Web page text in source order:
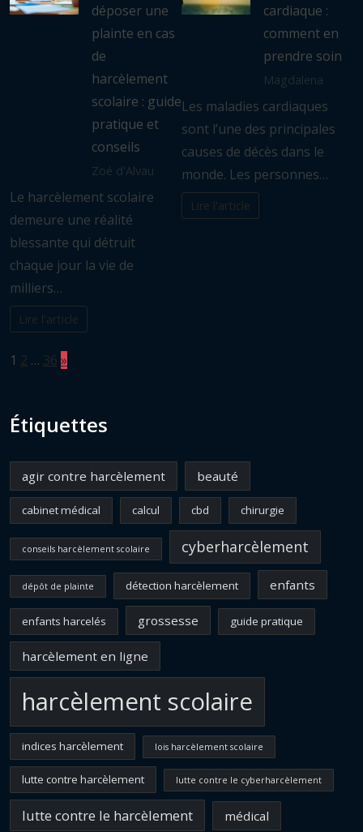
déposer une
plainte en cas
de
harcèlement
scolaire : guide
pratique et
conseils
Zoé d'Alvau
Le harcèlement scolaire
demeure une réalité
blessante qui détruit
chaque jour la vie de
milliers…
Lire l'article
cardiaque :
comment en
prendre soin
Magdalena
Les maladies cardiaques
sont l’une des principales
causes de décès dans le
monde. Les personnes…
Lire l'article
Page:
1 2 … 36 Next
»
Étiquettes
agir contre harcèlement beauté
cabinet médical calcul cbd chirurgie
conseils harcèlement scolaire cyberharcèlement
dépôt de plainte détection harcèlement enfants
enfants harcelés grossesse guide pratique
harcèlement en ligne
harcèlement scolaire
indices harcèlement lois harcèlement scolaire
lutte contre harcèlement lutte contre le cyberharcèlement
lutte contre le harcèlement médical